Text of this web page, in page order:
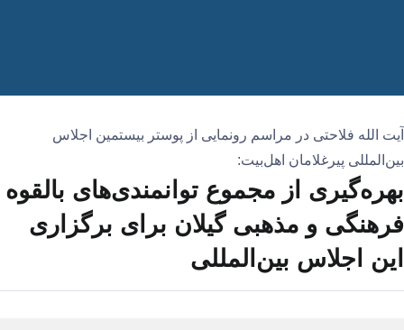
آیت الله فلاحتی در مراسم رونمایی از پوستر بیستمین اجلاس
بین‌المللی پیرغلامان اهل‌بیت:
بهره‌گیری از مجموع توانمندی‌های بالقوه
فرهنگی و مذهبی گیلان برای برگزاری
این اجلاس بین‌المللی